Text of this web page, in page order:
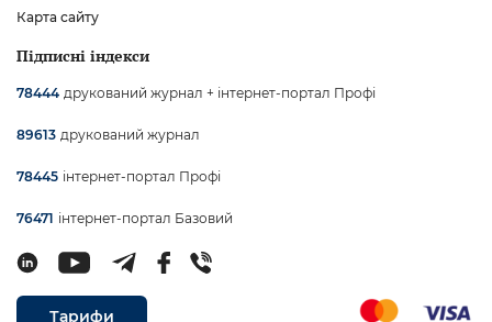
Карта сайту
Підписні індекси
78444 друкований журнал + інтернет-портал Профі
89613 друкований журнал
78445 інтернет-портал Профі
76471 інтернет-портал Базовий
Тарифи